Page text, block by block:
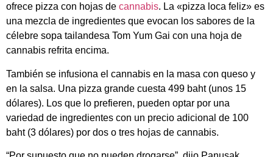
ofrece pizza con hojas de cannabis. La «pizza loca feliz» es
una mezcla de ingredientes que evocan los sabores de la
célebre sopa tailandesa Tom Yum Gai con una hoja de
cannabis refrita encima.
También se infusiona el cannabis en la masa con queso y
en la salsa. Una pizza grande cuesta 499 baht (unos 15
dólares). Los que lo prefieren, pueden optar por una
variedad de ingredientes con un precio adicional de 100
baht (3 dólares) por dos o tres hojas de cannabis.